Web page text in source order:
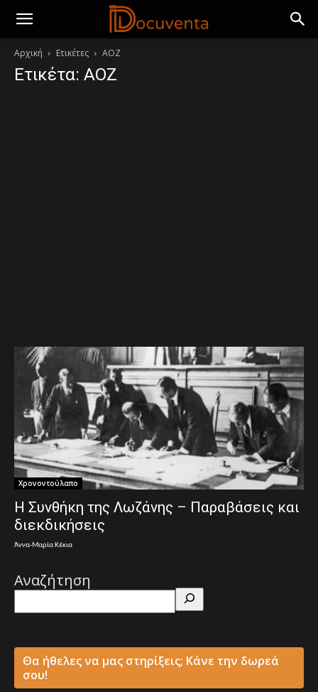
Αρχική Ετικέτες ΑΟΖ
Ετικέτα: ΑΟΖ
Χρονοντούλαπο
Η Συνθήκη της Λωζάνης – Παραβάσεις και
διεκδικήσεις
Άννα-Μαρία Κέκια
Αναζήτηση
Θα ήθελες να μας στηρίξεις; Κάνε την δωρεά
σου!